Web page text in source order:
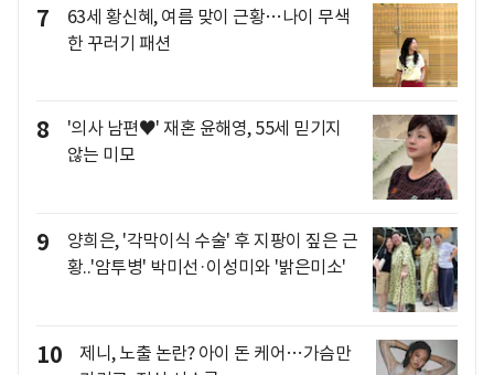
7
63세 황신혜, 여름 맞이 근황…나이 무색
한 꾸러기 패션
8
'의사 남편♥' 재혼 윤해영, 55세 믿기지
않는 미모
9
양희은, '각막이식 수술' 후 지팡이 짚은 근
황..'암투병' 박미선·이성미와 '밝은미소'
10
제니, 노출 논란? 아이 돈 케어…가슴만